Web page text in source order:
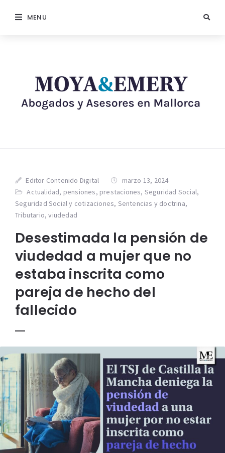
MENU
Editor Contenido Digital
marzo 13, 2024
Actualidad, pensiones, prestaciones, Seguridad Social,
Seguridad Social y cotizaciones, Sentencias y doctrina,
Tributario,viudedad
Desestimada la pensión de
viudedad a mujer que no
estaba inscrita como
pareja de hecho del
fallecido